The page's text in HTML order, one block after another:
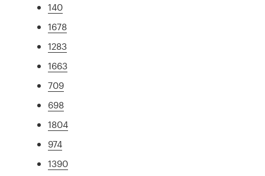
140
1678
1283
1663
709
698
1804
974
1390